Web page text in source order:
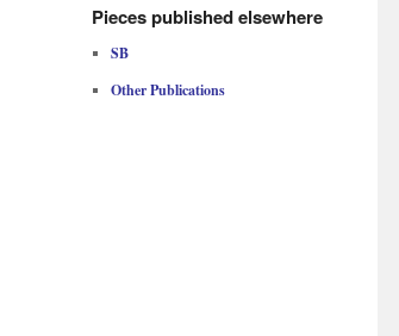
Pieces published elsewhere
SB
Other Publications